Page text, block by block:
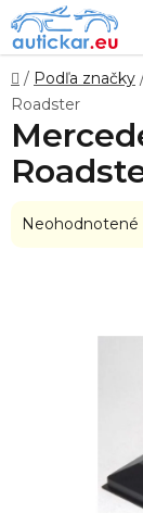
Prejsť
na
obsah
Domov
/ Podľa značky
Roadster
Priemerné
Neohodnotené